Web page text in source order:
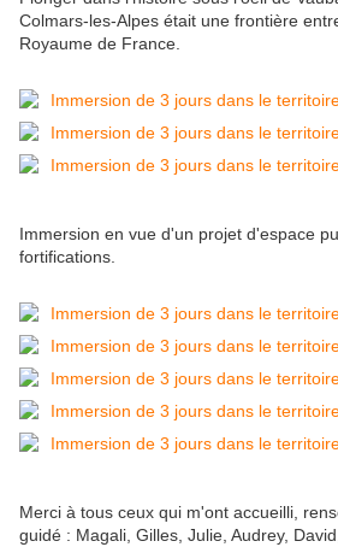
Colmars-les-Alpes était une frontière
Royaume de France.
Immersion en vue d'un projet d'espace
fortifications.
Merci à tous ceux qui m'ont accueilli,
guidé : Magali, Gilles, Julie, Audrey,